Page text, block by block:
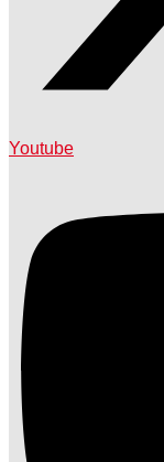
Youtube